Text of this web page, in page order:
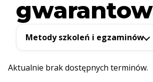
Metody szkoleń i egzaminów
Aktualnie brak dostępnych terminów.